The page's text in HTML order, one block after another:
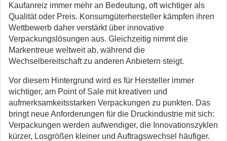
Kaufanreiz immer mehr an Bedeutung, oft wichtiger als
Qualität oder Preis. Konsumgüterhersteller kämpfen ihren
Wettbewerb daher verstärkt über innovative
Verpackungslösungen aus. Gleichzeitig nimmt die
Markentreue weltweit ab, während die
Wechselbereitschaft zu anderen Anbietern steigt.
Vor diesem Hintergrund wird es für Hersteller immer
wichtiger, am Point of Sale mit kreativen und
aufmerksamkeitsstarken Verpackungen zu punkten. Das
bringt neue Anforderungen für die Druckindustrie mit sich:
Verpackungen werden aufwendiger, die Innovationszyklen
kürzer, Losgrößen kleiner und Auftragswechsel häufiger.